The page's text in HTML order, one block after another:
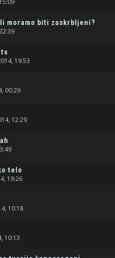
moramo biti zaskrbljeni?
19:53
00:29
12:29
telo
19:26
10:18
10:13